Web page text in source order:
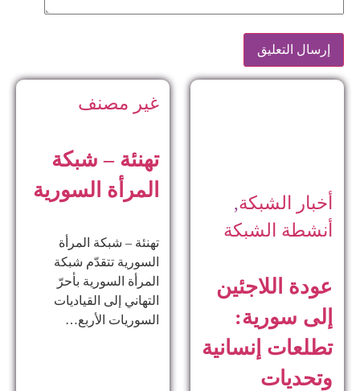
أخبار الشبكة,
أنشطة الشبكة
عودة اللاجئين
إلى سورية:
تطلعات إنسانية
وتحديات
غير مصنف
تهنئة – شبكة
المرأة السورية
تهنئة – شبكة المرأة
السورية تتقدّم شبكة
المرأة السورية بأحرّ
التهاني إلى القياديات
السوريات الأربع…